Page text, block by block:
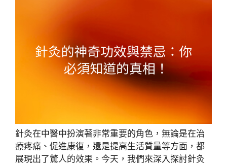
針灸在中醫中扮演著非常重要的角色，無論是在治
療疼痛、促進康復，還是提高生活質量等方面，都
展現出了驚人的效果。今天，我們來深入探討針灸